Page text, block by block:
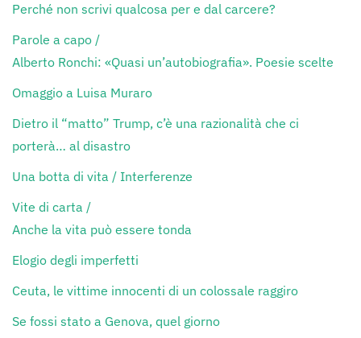
Perché non scrivi qualcosa per e dal carcere?
Parole a capo /
Alberto Ronchi: «Quasi un’autobiografia». Poesie scelte
Omaggio a Luisa Muraro
Dietro il “matto” Trump, c’è una razionalità che ci
porterà… al disastro
Una botta di vita / Interferenze
Vite di carta /
Anche la vita può essere tonda
Elogio degli imperfetti
Ceuta, le vittime innocenti di un colossale raggiro
Se fossi stato a Genova, quel giorno